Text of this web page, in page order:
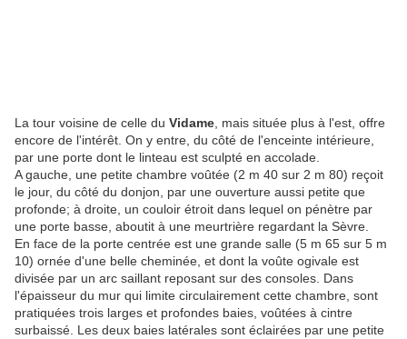
La tour voisine de celle du Vidame , mais située plus à l'est, offre
encore de l'intérêt. On y entre, du côté de l'enceinte intérieure,
par une porte dont le linteau est sculpté en accolade.
A gauche, une petite chambre voûtée (2 m 40 sur 2 m 80) reçoit
le jour, du côté du donjon, par une ouverture aussi petite que
profonde; à droite, un couloir étroit dans lequel on pénètre par
une porte basse, aboutit à une meurtrière regardant la Sèvre.
En face de la porte centrée est une grande salle (5 m 65 sur 5 m
10) ornée d'une belle cheminée, et dont la voûte ogivale est
divisée par un arc saillant reposant sur des consoles. Dans
l'épaisseur du mur qui limite circulairement cette chambre, sont
pratiquées trois larges et profondes baies, voûtées à cintre
surbaissé. Les deux baies latérales sont éclairées par une petite